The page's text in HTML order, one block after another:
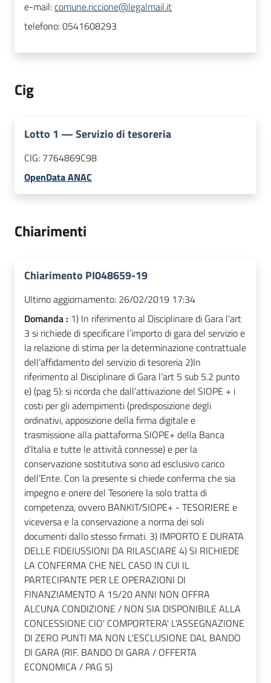
e-mail:comune.riccione@legalmail.it
telefono:0541608293
Cig
Lotto 1 —Servizio di tesoreria
CIG: 7764869C98
OpenData ANAC
Chiarimenti
Chiarimento PI048659-19
Ultimo aggiornamento: 26/02/2019 17:34
Domanda : 1) In riferimento al Disciplinare di Gara l’art
3 si richiede di specificare l’importo di gara del servizio e
la relazione di stima per la determinazione contrattuale
dell’affidamento del servizio di tesoreria 2)In
riferimento al Disciplinare di Gara l’art 5 sub 5.2 punto
e) (pag 5): si ricorda che dall’attivazione del SIOPE + i
costi per gli adempimenti (predisposizione degli
ordinativi, apposizione della firma digitale e
trasmissione alla piattaforma SIOPE+ della Banca
d’Italia e tutte le attività connesse) e per la
conservazione sostitutiva sono ad esclusivo carico
dell’Ente. Con la presente si chiede conferma che sia
impegno e onere del Tesoriere la solo tratta di
competenza, ovvero BANKIT/SIOPE+ - TESORIERE e
viceversa e la conservazione a norma dei soli
documenti dallo stesso firmati. 3) IMPORTO E DURATA
DELLE FIDEIUSSIONI DA RILASCIARE 4) SI RICHIEDE
LA CONFERMA CHE NEL CASO IN CUI IL
PARTECIPANTE PER LE OPERAZIONI DI
FINANZIAMENTO A 15/20 ANNI NON OFFRA
ALCUNA CONDIZIONE / NON SIA DISPONIBILE ALLA
CONCESSIONE CIO' COMPORTERA' L'ASSEGNAZIONE
DI ZERO PUNTI MA NON L'ESCLUSIONE DAL BANDO
DI GARA (RIF. BANDO DI GARA / OFFERTA
ECONOMICA / PAG 5)